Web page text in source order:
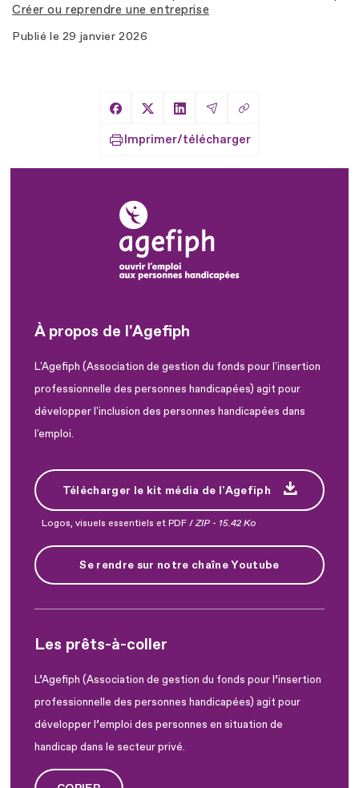
Créer ou reprendre une entreprise
Publié le 29 janvier 2026
Partager sur Facebook
Partager sur X
Partager sur LinkedIn
Partager par Email
Copier le lien
Imprimer/télécharger
À propos de l'Agefiph
L'Agefiph (Association de gestion du fonds pour l'insertion
professionnelle des personnes handicapées) agit pour
développer l'inclusion des personnes handicapées dans
l'emploi.
Télécharger le kit média de l'Agefiph
Logos, visuels essentiels et PDF /ZIP - 15.42 Ko
Se rendre sur notre chaîne Youtube
Les prêts-à-coller
L’Agefiph (Association de gestion du fonds pour l’insertion
professionnelle des personnes handicapées) agit pour
développer l’emploi des personnes en situation de
handicap dans le secteur privé.